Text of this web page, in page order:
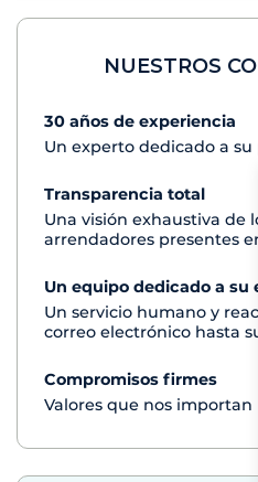
NUESTROS
30 años de experiencia
Un experto dedicado a
Transparencia total
Una visión exhaustiva de
arrendadores presentes
Un equipo dedicado a su
Un servicio humano y
correo electrónico hasta
Compromisos firmes
Valores que nos importan